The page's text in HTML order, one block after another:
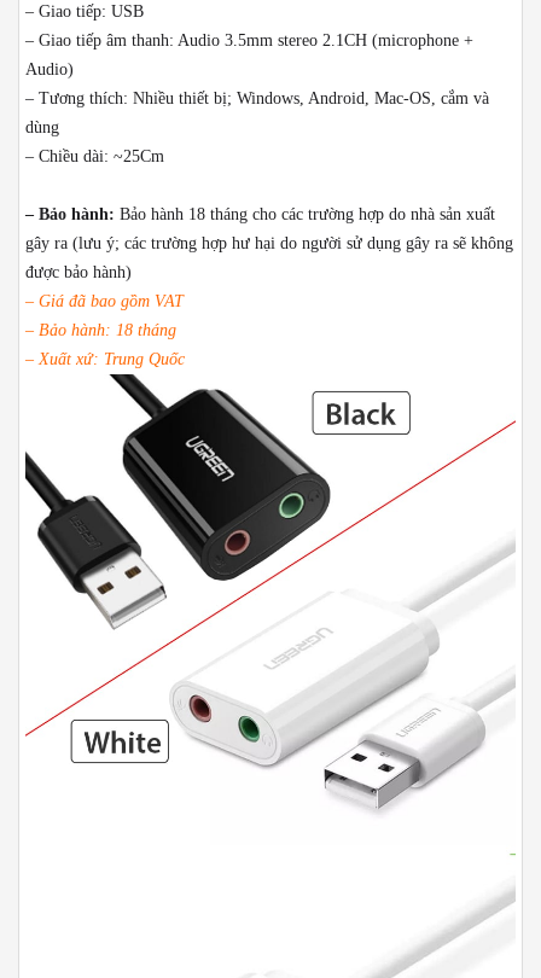
– Giao tiếp: USB
– Giao tiếp âm thanh: Audio 3.5mm stereo 2.1CH (microphone +
Audio)
– Tương thích: Nhiều thiết bị; Windows, Android, Mac-OS, cắm và
dùng
– Chiều dài: ~25Cm
– Bảo hành: Bảo hành 18 tháng cho các trường hợp do nhà sản xuất
gây ra (lưu ý; các trường hợp hư hại do người sử dụng gây ra sẽ không
được bảo hành)
– Giá đã bao gồm VAT
– Bảo hành: 18 tháng
– Xuất xứ: Trung Quốc